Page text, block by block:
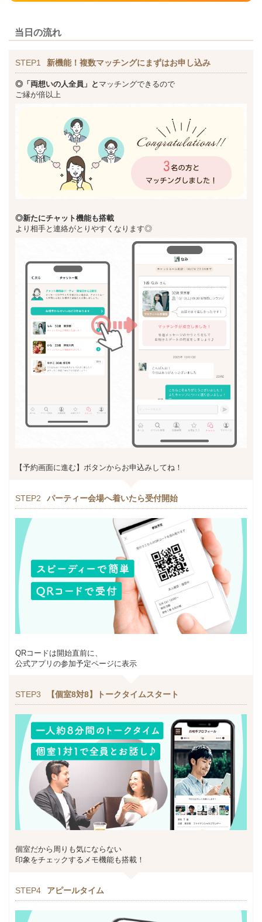
当日の流れ
STEP1 新機能！複数マッチングにまずはお申し込み
◎「両想いの人全員」と マッチングできるので
ご縁が倍以上
◎新たにチャット機能も搭載
より相手と連絡がとりやすくなります◎
【予約画面に進む】ボタンからお申込みしてね！
STEP2 パーティー会場へ着いたら受付開始
QRコードは開始直前に、
公式アプリの参加予定ページに表示
STEP3 【個室8対8】トークタイムスタート
個室だから周りも気にならない
印象をチェックするメモ機能も搭載！
STEP4 アピールタイム